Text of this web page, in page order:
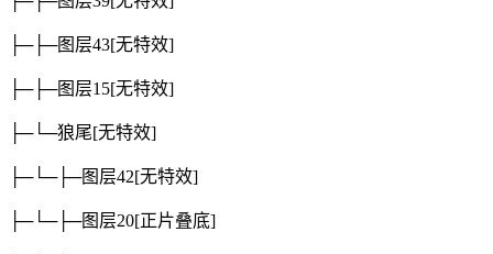
├─├─图层43[无特效]
├─├─图层15[无特效]
├─└─狼尾[无特效]
├─└─├─图层42[无特效]
├─└─├─图层20[正片叠底]